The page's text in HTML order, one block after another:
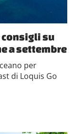
su
a settembre
per
di Loquis Go